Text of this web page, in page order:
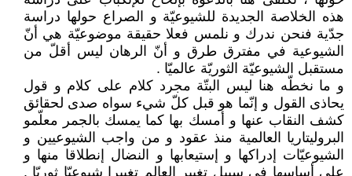
هذه الخلاصة الجديدة للشيوعيّة و الصراع حولها دراسة
جدّية فنحن ندرك و نلمس فعلا حقيقة موضوعيّة هي أنّ
الشيوعية في مفترق طرق و أنّ الرهان ليس أقلّ من
مستقبل الشيوعيّة الثوريّة عالميّا .
و ما نخطّه هنا ليس البتّة مجرد كلام على كلام و قول
يحاذى القول و إنّما هو قبل كلّ شيء سواه صدى لحقائق
كشف النقاب عنها و أمسك بها كما يمسك بالجمر معلّمو
البروليتاريا العالمية منذ عقود و من واجب الشيوعيين و
الشيوعيّات إدراكها و إستيعابها و النضال إنطلاقا منها و
على أساسها في سبيل تغيير العالم تغييرا شيوعيّا ثوريّا .